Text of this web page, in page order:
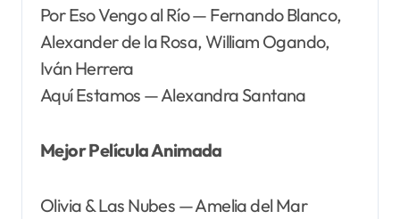
Por Eso Vengo al Río — Fernando Blanco,
Alexander de la Rosa, William Ogando,
Iván Herrera
Aquí Estamos — Alexandra Santana
Mejor Película Animada
Olivia & Las Nubes — Amelia del Mar